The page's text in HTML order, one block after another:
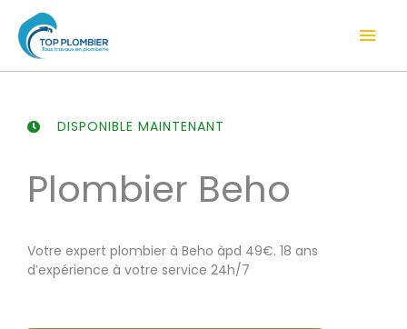
contenu
DISPONIBLE MAINTENANT
Plombier Beho
Votre expert plombier à Beho àpd 49€. 18 ans
d’expérience à votre service 24h/7